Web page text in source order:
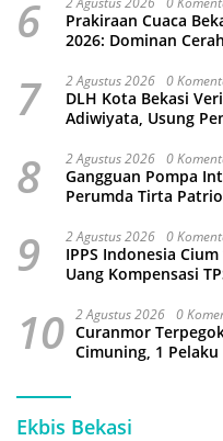
6
Prakiraan Cuaca
2026: Dominan
7 2 Agustus 2026 0
DLH Kota Bekasi
Adiwiyata, Usung
8 2 Agustus 2026 0
Gangguan Pompa
Perumda Tirta
9 2 Agustus 2026 0
IPPS Indonesia
Uang Kompensasi
10 2 Agustus 2026 0
Curanmor
Cimuning, 1
Ekbis Bekasi